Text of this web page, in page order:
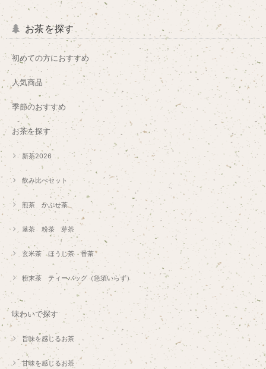
お茶を探す
初めての方におすすめ
人気商品
季節のおすすめ
お茶を探す
新茶2026
飲み比べセット
煎茶 かぶせ茶
茎茶 粉茶 芽茶
玄米茶 ほうじ茶 番茶
粉末茶 ティーバッグ（急須いらず）
味わいで探す
旨味を感じるお茶
甘味を感じるお茶